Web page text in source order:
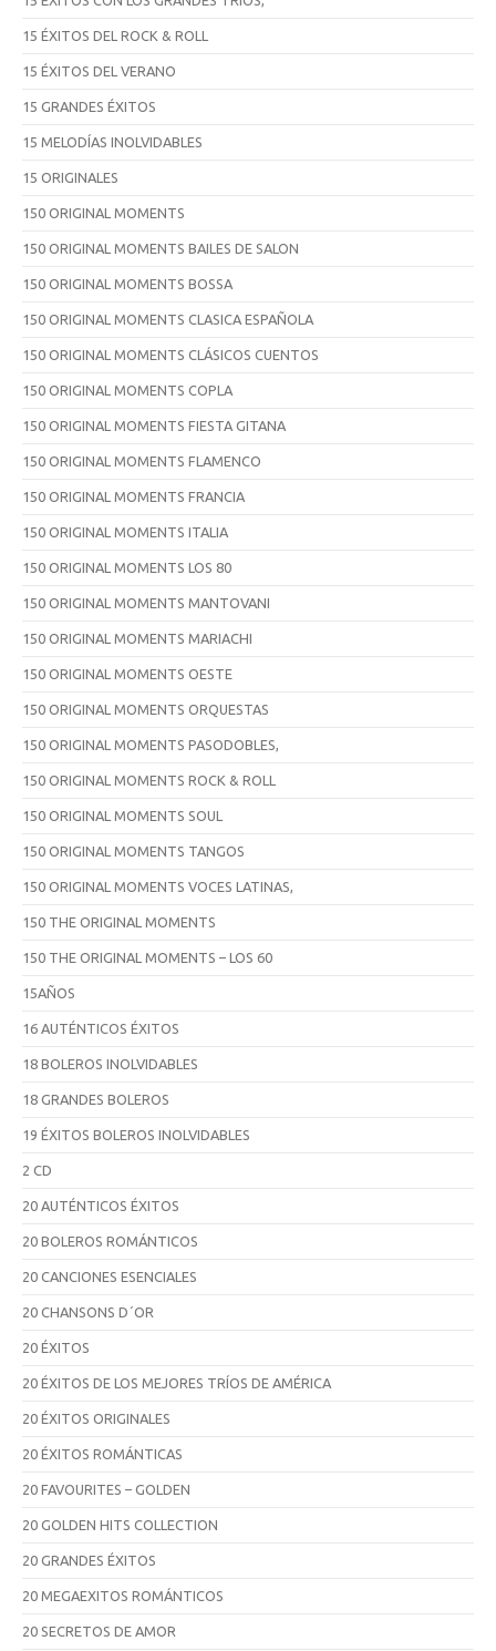
15 ÉXITOS DEL ROCK & ROLL
15 ÉXITOS DEL VERANO
15 GRANDES ÉXITOS
15 MELODÍAS INOLVIDABLES
15 ORIGINALES
150 ORIGINAL MOMENTS
150 ORIGINAL MOMENTS BAILES DE SALON
150 ORIGINAL MOMENTS BOSSA
150 ORIGINAL MOMENTS CLASICA ESPAÑOLA
150 ORIGINAL MOMENTS CLÁSICOS CUENTOS
150 ORIGINAL MOMENTS COPLA
150 ORIGINAL MOMENTS FIESTA GITANA
150 ORIGINAL MOMENTS FLAMENCO
150 ORIGINAL MOMENTS FRANCIA
150 ORIGINAL MOMENTS ITALIA
150 ORIGINAL MOMENTS LOS 80
150 ORIGINAL MOMENTS MANTOVANI
150 ORIGINAL MOMENTS MARIACHI
150 ORIGINAL MOMENTS OESTE
150 ORIGINAL MOMENTS ORQUESTAS
150 ORIGINAL MOMENTS PASODOBLES,
150 ORIGINAL MOMENTS ROCK & ROLL
150 ORIGINAL MOMENTS SOUL
150 ORIGINAL MOMENTS TANGOS
150 ORIGINAL MOMENTS VOCES LATINAS,
150 THE ORIGINAL MOMENTS
150 THE ORIGINAL MOMENTS – LOS 60
15AÑOS
16 AUTÉNTICOS ÉXITOS
18 BOLEROS INOLVIDABLES
18 GRANDES BOLEROS
19 ÉXITOS BOLEROS INOLVIDABLES
2 CD
20 AUTÉNTICOS ÉXITOS
20 BOLEROS ROMÁNTICOS
20 CANCIONES ESENCIALES
20 CHANSONS D´OR
20 ÉXITOS
20 ÉXITOS DE LOS MEJORES TRÍOS DE AMÉRICA
20 ÉXITOS ORIGINALES
20 ÉXITOS ROMÁNTICAS
20 FAVOURITES – GOLDEN
20 GOLDEN HITS COLLECTION
20 GRANDES ÉXITOS
20 MEGAEXITOS ROMÁNTICOS
20 SECRETOS DE AMOR